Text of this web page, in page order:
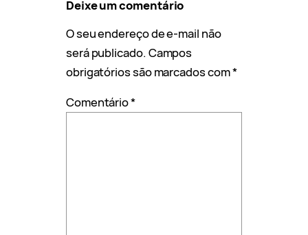
Deixe um comentário
O seu endereço de e-mail não
será publicado. Campos
obrigatórios são marcados com*
Comentário*